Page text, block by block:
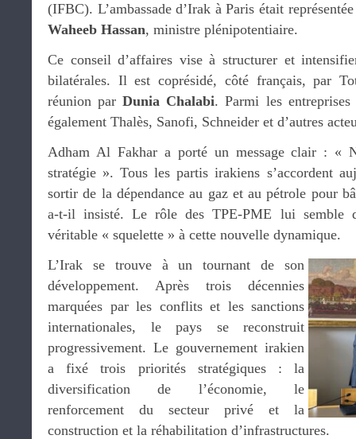
(IFBC). L’ambassade d’Irak à Paris était
Waheeb Hassan, ministre plénipotentiaire.
Ce conseil d’affaires vise à structurer et
bilatérales. Il est coprésidé, côté français, par
réunion parDunia Chalabi. Parmi les entreprises
également Thalès, Sanofi, Schneider et d’autres
Adham Al Fakhar a porté un message clair : «
stratégie ». Tous les partis irakiens s’accordent
sortir de la dépendance au gaz et au pétrole pour
a-t-il insisté. Le rôle des TPE-PME lui semble
véritable « squelette » à cette nouvelle dynamique.
L’Irak se trouve à un tournant de son
développement. Après trois décennies
marquées par les conflits et les sanctions
internationales, le pays se reconstruit
progressivement. Le gouvernement irakien
a fixé trois priorités stratégiques : la
diversification de l’économie, le
renforcement du secteur privé et la
construction et la réhabilitation d’infrastructures.